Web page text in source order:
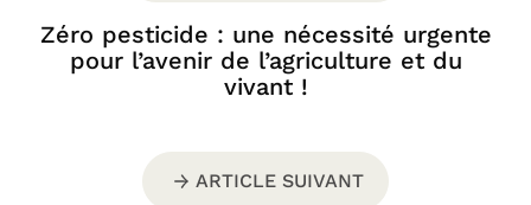
Zéro pesticide : une nécessité urgente
pour l’avenir de l’agriculture et du
vivant !
ARTICLE SUIVANT